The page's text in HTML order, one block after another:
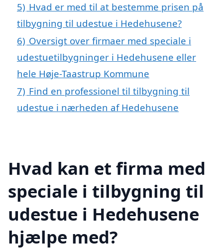
5) Hvad er med til at bestemme prisen på
tilbygning til udestue i Hedehusene?
6) Oversigt over firmaer med speciale i
udestuetilbygninger i Hedehusene eller
hele Høje-Taastrup Kommune
7) Find en professionel til tilbygning til
udestue i nærheden af Hedehusene
Hvad kan et firma med
speciale i tilbygning til
udestue i Hedehusene
hjælpe med?